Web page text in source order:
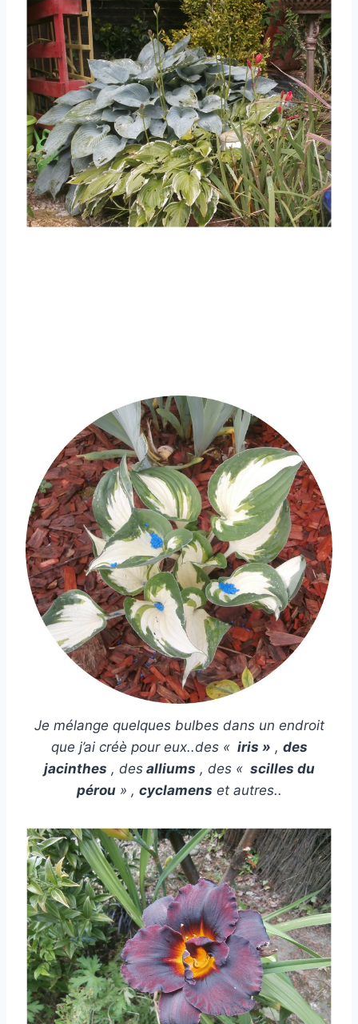
Je mélange quelques bulbes dans un endroit
que j’ai créè pour eux..des « iris » , des
jacinthes , desalliums , des « scilles du
pérou» , cyclamens et autres..